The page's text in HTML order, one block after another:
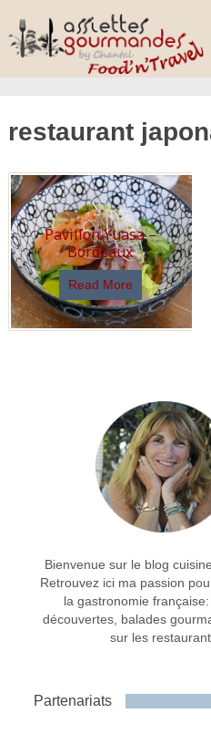
restaurant
Pavillon Yuasa –
Bordeaux
Read More
Bienvenue sur le blog
Retrouvez ici ma passion
la gastronomie française:
découvertes, balades
sur les
Partenariats